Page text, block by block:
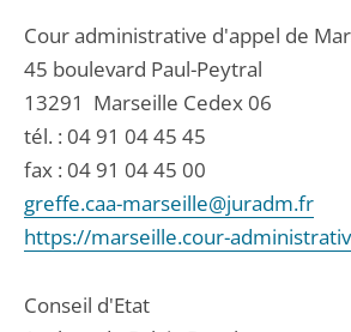
Cour administrative d'appel de
45 boulevard Paul-Peytral
13291 Marseille Cedex 06
tél. : 04 91 04 45 45
fax : 04 91 04 45 00
greffe.caa-marseille@juradm.fr
https://marseille.cour-
Conseil d'Etat